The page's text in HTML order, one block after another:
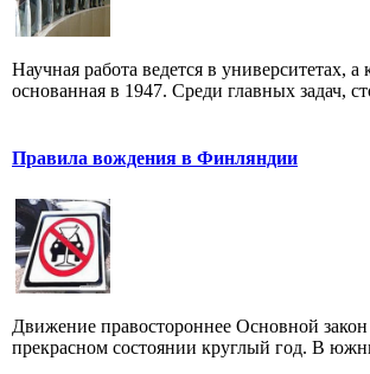
Научная работа ведется в университетах,
основанная в 1947. Среди главных задач,
Правила вождения в Финляндии
Движение правостороннее Основной
прекрасном состоянии круглый год. В